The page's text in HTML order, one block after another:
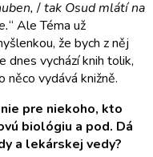
/tak Osud mlátí na
“ Ale Téma už
že bych z něj
dnes vychází knih tolik,
vydává knižně.
pre niekoho, kto
biológiu a pod. Dá
a lekárskej vedy?